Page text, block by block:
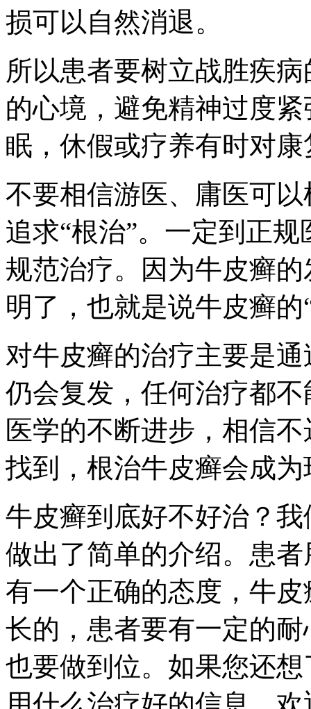
损可以自然消退。
所以患者要树立战胜疾
的心境，避免精神过度
眠，休假或疗养有时对
不要相信游医、庸医可
追求“根治”。一定到正
规范治疗。因为牛皮癣
明了，也就是说牛皮癣的
对牛皮癣的治疗主要是
仍会复发，任何治疗都
医学的不断进步，相信
找到，根治牛皮癣会成为
牛皮癣到底好不好治？
做出了简单的介绍。患
有一个正确的态度，牛
长的，患者要有一定的
也要做到位。如果您还